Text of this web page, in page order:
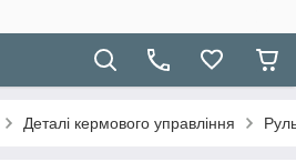
Деталі кермового управління